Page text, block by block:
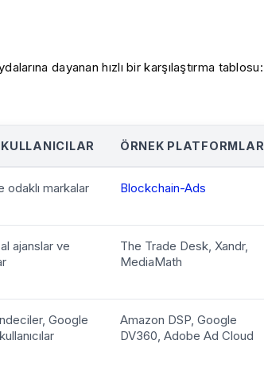
dayanan hızlı bir karşılaştırma tablosu:
ÖRNEK PLATFORMLAR
odaklı markalar Blockchain-Ads
ajanslar ve
The Trade Desk, Xandr,
MediaMath
Google
Amazon DSP, Google
DV360, Adobe Ad Cloud